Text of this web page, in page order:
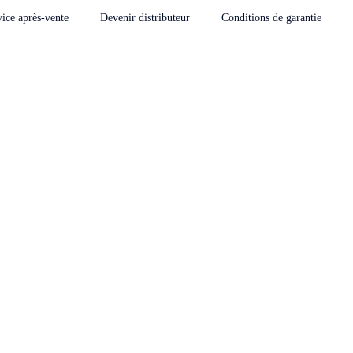
après-vente Devenir distributeur Conditions de garantie